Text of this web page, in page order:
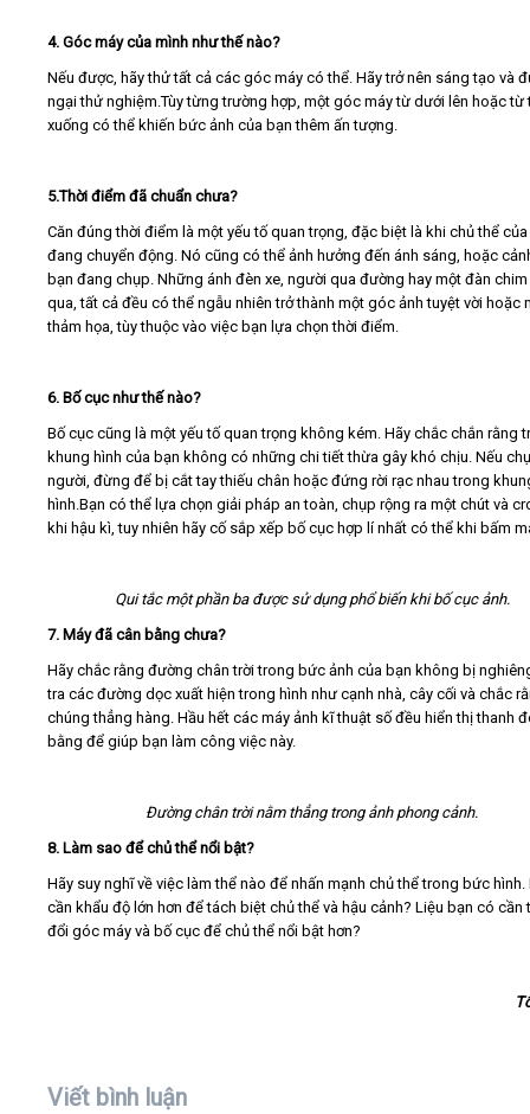
4. Góc máy của mình như thế nào?
Nếu được, hãy thử tất cả các góc máy có thể. Hãy trở nên sáng tạo và
ngại thử nghiệm.Tùy từng trường hợp, một góc máy từ dưới lên hoặc từ
xuống có thể khiến bức ảnh của bạn thêm ấn tượng.
5.Thời điểm đã chuẩn chưa?
Căn đúng thời điểm là một yếu tố quan trọng, đặc biệt là khi chủ thể
đang chuyển động. Nó cũng có thể ảnh hưởng đến ánh sáng, hoặc
bạn đang chụp. Những ánh đèn xe, người qua đường hay một đàn
qua, tất cả đều có thể ngẫu nhiên trở thành một góc ảnh tuyệt vời hoặc
thảm họa, tùy thuộc vào việc bạn lựa chọn thời điểm.
6. Bố cục như thế nào?
Bố cục cũng là một yếu tố quan trọng không kém. Hãy chắc chắn rằng
khung hình của bạn không có những chi tiết thừa gây khó chịu. Nếu
người, đừng để bị cắt tay thiếu chân hoặc đứng rời rạc nhau trong
hình.Bạn có thể lựa chọn giải pháp an toàn, chụp rộng ra một chút và
khi hậu kì, tuy nhiên hãy cố sắp xếp bố cục hợp lí nhất có thể khi bấm
Qui tắc một phần ba được sử dụng phổ biến khi bố cục ảnh.
7. Máy đã cân bằng chưa?
Hãy chắc rằng đường chân trời trong bức ảnh của bạn không bị
tra các đường dọc xuất hiện trong hình như cạnh nhà, cây cối và chắc
chúng thẳng hàng. Hầu hết các máy ảnh kĩ thuật số đều hiển thị thanh
bằng để giúp bạn làm công việc này.
Đường chân trời nằm thẳng trong ảnh phong cảnh.
8. Làm sao để chủ thể nổi bật?
Hãy suy nghĩ về việc làm thể nào để nhấn mạnh chủ thể trong bức hình.
cần khẩu độ lớn hơn để tách biệt chủ thể và hậu cảnh? Liệu bạn có cần
đổi góc máy và bố cục để chủ thể nổi bật hơn?
Viết bình luận